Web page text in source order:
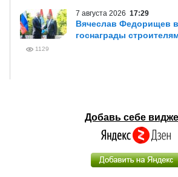
7 августа 2026 17:29
Вячеслав Федорищев
госнаграды
1129
Добавь себе